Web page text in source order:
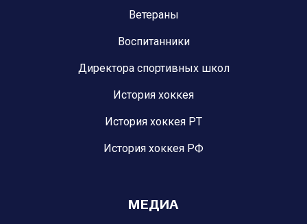
Ветераны
Воспитанники
Директора спортивных школ
История хоккея
История хоккея РТ
История хоккея РФ
МЕДИА